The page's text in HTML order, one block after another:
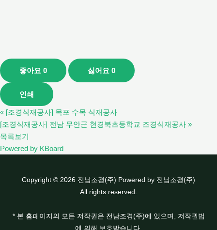
좋아요 0 싫어요 0
인쇄
« [조경식재공사] 목포 수목 식재공사
[조경식재공사] 전남 무안군 현경북초등학교 조경식재공사 »
목록보기
Powered by KBoard
Copyright © 2026 전남조경(주) Powered by 전남조경(주)
All rights reserved.
* 본 홈페이지의 모든 저작권은 전남조경(주)에 있으며, 저작권법
에 의해 보호받습니다.